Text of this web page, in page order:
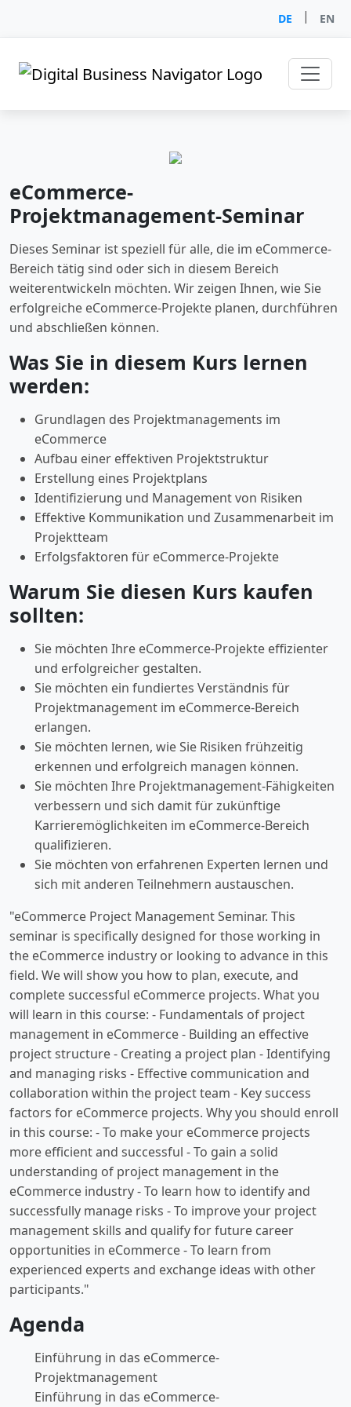
DE | EN
eCommerce-
Projektmanagement-Seminar
Dieses Seminar ist speziell für alle, die im eCommerce-
Bereich tätig sind oder sich in diesem Bereich
weiterentwickeln möchten. Wir zeigen Ihnen, wie Sie
erfolgreiche eCommerce-Projekte planen, durchführen
und abschließen können.
Was Sie in diesem Kurs lernen
werden:
Grundlagen des Projektmanagements im
eCommerce
Aufbau einer effektiven Projektstruktur
Erstellung eines Projektplans
Identifizierung und Management von Risiken
Effektive Kommunikation und Zusammenarbeit im
Projektteam
Erfolgsfaktoren für eCommerce-Projekte
Warum Sie diesen Kurs kaufen
sollten:
Sie möchten Ihre eCommerce-Projekte effizienter
und erfolgreicher gestalten.
Sie möchten ein fundiertes Verständnis für
Projektmanagement im eCommerce-Bereich
erlangen.
Sie möchten lernen, wie Sie Risiken frühzeitig
erkennen und erfolgreich managen können.
Sie möchten Ihre Projektmanagement-Fähigkeiten
verbessern und sich damit für zukünftige
Karrieremöglichkeiten im eCommerce-Bereich
qualifizieren.
Sie möchten von erfahrenen Experten lernen und
sich mit anderen Teilnehmern austauschen.
"eCommerce Project Management Seminar. This
seminar is specifically designed for those working in
the eCommerce industry or looking to advance in this
field. We will show you how to plan, execute, and
complete successful eCommerce projects. What you
will learn in this course: - Fundamentals of project
management in eCommerce - Building an effective
project structure - Creating a project plan - Identifying
and managing risks - Effective communication and
collaboration within the project team - Key success
factors for eCommerce projects. Why you should enroll
in this course: - To make your eCommerce projects
more efficient and successful - To gain a solid
understanding of project management in the
eCommerce industry - To learn how to identify and
successfully manage risks - To improve your project
management skills and qualify for future career
opportunities in eCommerce - To learn from
experienced experts and exchange ideas with other
participants."
Agenda
Einführung in das eCommerce-
Projektmanagement
Einführung in das eCommerce-